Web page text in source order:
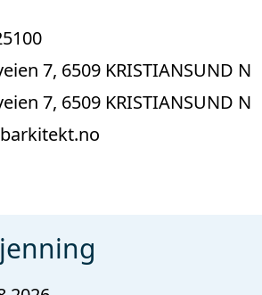
7, 6509 KRISTIANSUND N
7, 6509 KRISTIANSUND N